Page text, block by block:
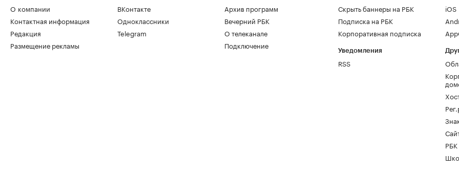
О компании
Контактная информация
Редакция
Размещение рекламы
ВКонтакте
Одноклассники
Telegram
Архив программ
Вечерний РБК
О телеканале
Подключение
Скрыть баннеры на РБК
Подписка на РБК
Корпоративная подписка
Уведомления
RSS
iOS